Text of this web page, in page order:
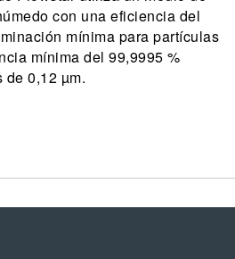
con una eficiencia del
mínima para partículas
mínima del 99,9995 %
de 0,12 µm.